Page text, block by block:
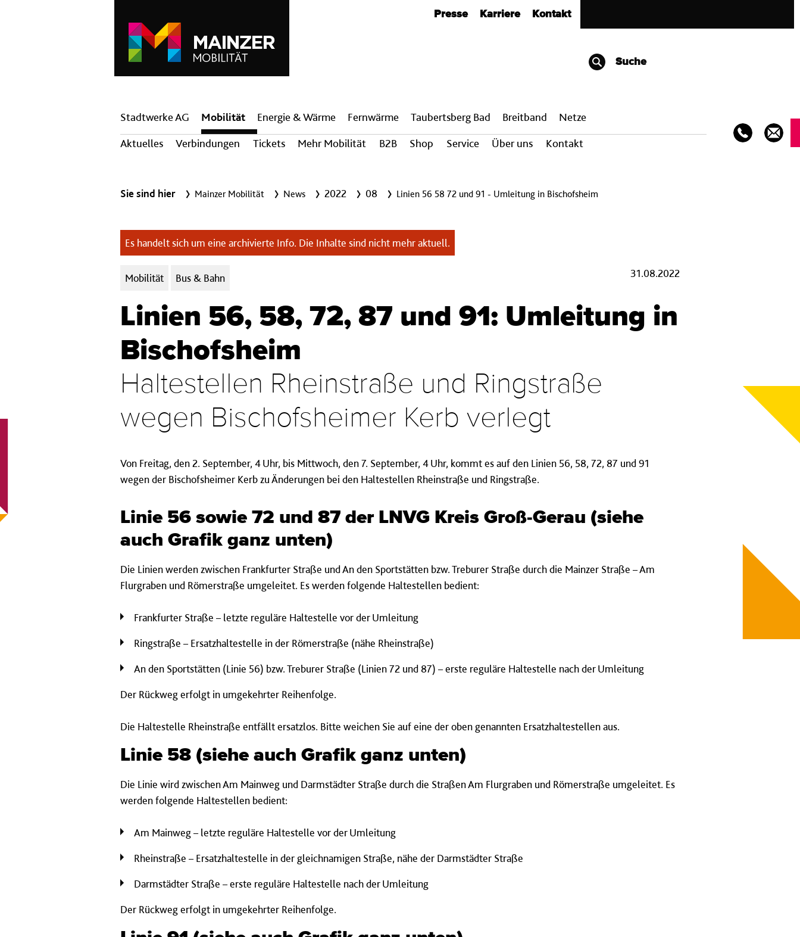
Presse Karriere Kontakt
Suche
Hauptnavigation
Stadtwerke AG
Mobilität
Aktuelles
Verbindungen Tickets Mehr Mobilität B2B Shop Service Über uns Kontakt
Energie & Wärme Fern­wärme Taubertsberg Bad Breit­band Netze
Sie sind hier Mainzer Mobilität News 2022 08 Linien 56 58 72 und 91 - Umleitung in Bischofsheim
Es handelt sich um eine archivierte Info. Die Inhalte sind nicht mehr aktuell.
Kategorien:
Mobilität Bus & Bahn 31.08.2022
Linien 56, 58, 72, 87 und 91: Umleitung in
Bischofsheim
Haltestellen Rheinstraße und Ringstraße
wegen Bischofsheimer Kerb verlegt
Von Freitag, den 2. September, 4 Uhr, bis Mittwoch, den 7. September, 4 Uhr, kommt es auf den Linien 56, 58, 72, 87 und 91
wegen der Bischofsheimer Kerb zu Änderungen bei den Haltestellen Rheinstraße und Ringstraße.
Linie 56 sowie 72 und 87 der LNVG Kreis Groß-Gerau (siehe
auch Grafik ganz unten)
Die Linien werden zwischen Frankfurter Straße und An den Sportstätten bzw. Treburer Straße durch die Mainzer Straße – Am
Flurgraben und Römerstraße umgeleitet. Es werden folgende Haltestellen bedient:
Frankfurter Straße – letzte reguläre Haltestelle vor der Umleitung
Ringstraße – Ersatzhaltestelle in der Römerstraße (nähe Rheinstraße)
An den Sportstätten (Linie 56) bzw. Treburer Straße (Linien 72 und 87) – erste reguläre Haltestelle nach der Umleitung
Der Rückweg erfolgt in umgekehrter Reihenfolge.
Die Haltestelle Rheinstraße entfällt ersatzlos. Bitte weichen Sie auf eine der oben genannten Ersatzhaltestellen aus.
Linie 58 (siehe auch Grafik ganz unten)
Die Linie wird zwischen Am Mainweg und Darmstädter Straße durch die Straßen Am Flurgraben und Römerstraße umgeleitet. Es
werden folgende Haltestellen bedient:
Am Mainweg – letzte reguläre Haltestelle vor der Umleitung
Rheinstraße – Ersatzhaltestelle in der gleichnamigen Straße, nähe der Darmstädter Straße
Darmstädter Straße – erste reguläre Haltestelle nach der Umleitung
Der Rückweg erfolgt in umgekehrter Reihenfolge.